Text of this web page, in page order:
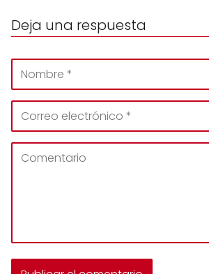
Deja una respuesta